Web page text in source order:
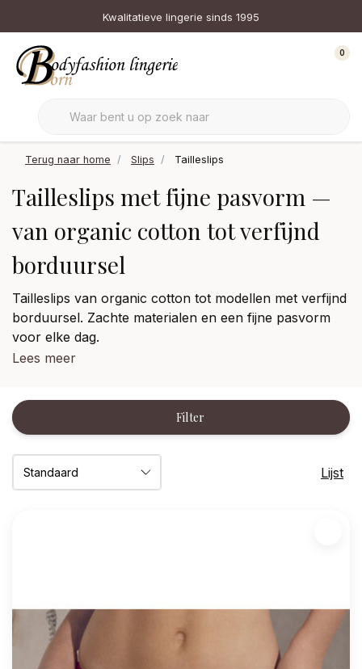
Kwalitatieve lingerie sinds 1995
0
Terug naar home Slips Tailleslips
Tailleslips met fijne pasvorm —
van organic cotton tot verfijnd
borduursel
Tailleslips van organic cotton tot modellen met verfijnd
borduursel. Zachte materialen en een fijne pasvorm
voor elke dag.
Lees meer
Filter
Lijst